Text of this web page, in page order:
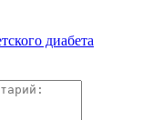
диабета